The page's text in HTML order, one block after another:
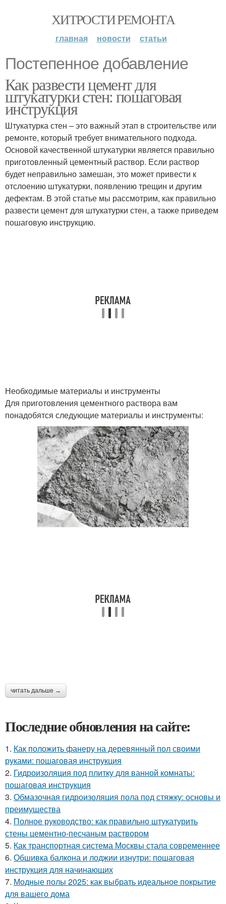
ХИТРОСТИ РЕМОНТА
главная новости статьи
Постепенное добавление
Как развести цемент для
штукатурки стен: пошаговая
инструкция
Штукатурка стен – это важный этап в строительстве или
ремонте, который требует внимательного подхода.
Основой качественной штукатурки является правильно
приготовленный цементный раствор. Если раствор
будет неправильно замешан, это может привести к
отслоению штукатурки, появлению трещин и другим
дефектам. В этой статье мы рассмотрим, как правильно
развести цемент для штукатурки стен, а также приведем
пошаговую инструкцию.
Необходимые материалы и инструменты
Для приготовления цементного раствора вам
понадобятся следующие материалы и инструменты:
читать дальше →
Последние обновления на сайте:
1. Как положить фанеру на деревянный пол своими
руками: пошаговая инструкция
2. Гидроизоляция под плитку для ванной комнаты:
пошаговая инструкция
3. Обмазочная гидроизоляция пола под стяжку: основы и
преимущества
4. Полное руководство: как правильно штукатурить
стены цементно-песчаным раствором
5. Как транспортная система Москвы стала современнее
6. Обшивка балкона и лоджии изнутри: пошаговая
инструкция для начинающих
7. Модные полы 2025: как выбрать идеальное покрытие
для вашего дома